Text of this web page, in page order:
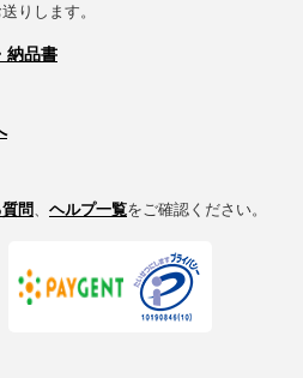
りします。
納品書
問 ヘルプ一覧をご確認ください。